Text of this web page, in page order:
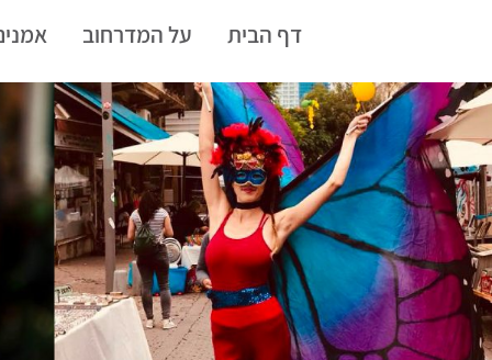
דף הבית על המדרחוב